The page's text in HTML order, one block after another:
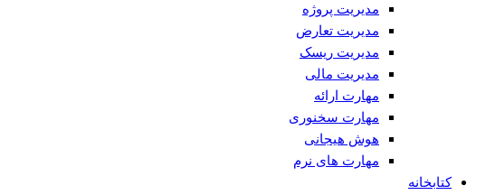
مدیریت پروژه
مدیریت تعارض
مدیریت ریسک
مدیریت مالی
مهارت ارائه
مهارت سخنوری
هوش هیجانی
مهارت های نرم
کتابخانه